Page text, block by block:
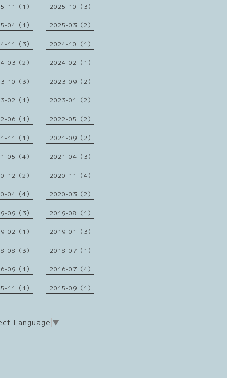
11（1） 2025-10（3）
04（1） 2025-03（2）
11（3） 2024-10（1）
03（2） 2024-02（1）
10（3） 2023-09（2）
02（1） 2023-01（2）
06（1） 2022-05（2）
11（1） 2021-09（2）
05（4） 2021-04（3）
12（2） 2020-11（4）
04（4） 2020-03（2）
09（3） 2019-08（1）
02（1） 2019-01（3）
08（3） 2018-07（1）
09（1） 2016-07（4）
11（1） 2015-09（1）
Language ▼